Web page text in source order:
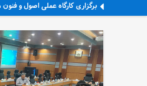
جمع‌آوری ۳۰ لوله سیفون غیرمجاز از شبکه آبیاری حمیدیه در راستای ساماندهی و تحقق عدالت آبی